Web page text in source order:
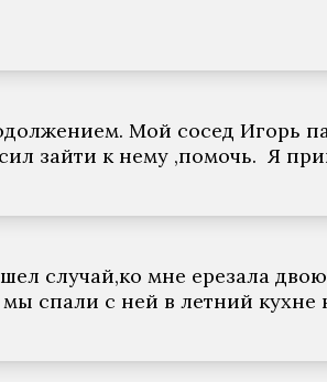
Мой сосед Игорь
зайти к нему ,помочь. Я
случай,ко мне ерезала
спали с ней в летний